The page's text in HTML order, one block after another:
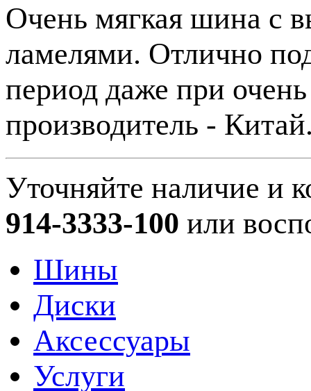
Очень мягкая шина с
ламелями. Отлично
период даже при
производитель -
Уточняйте наличие и
914-3333-100 или
Шины
Диски
Аксессуары
Услуги